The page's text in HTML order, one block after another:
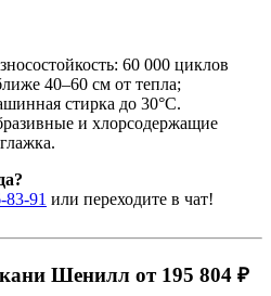
60 000 циклов
40–60 см от тепла;
стирка до 30°C.
и хлорсодержащие
83-91 или переходите в чат!
Шенилл от 195 804 ₽